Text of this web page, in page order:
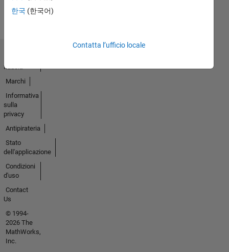
tutto
한국 (한국어)
Contatta l’ufficio locale
fiducia
Marchi
Informativa
sulla
privacy
Antipirateria
Stato
dell'applicazione
Condizioni
d'uso
Contact
Us
© 1994-
2026 The
MathWorks,
Inc.